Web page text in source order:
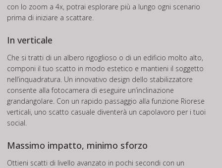
con lo zoom a 4x, potrai esplorare più a lungo ogni scenario
prima di iniziare a scattare.
In verticale
Che si tratti di un albero rigoglioso o di un edificio molto alto,
componi il tuo scatto in modo estetico e mantieni il soggetto
nell’inquadratura. Un innovativo design dello stabilizzatore
consente alla fotocamera di eseguire un’inclinazione
grandangolare. Con un rapido passaggio alla funzione Riorese
verticali, uno scatto casuale diventerà un capolavoro per i tuoi
social.
Massimo impatto, minimo sforzo
Ottieni scatti di livello avanzato in pochi secondi con un